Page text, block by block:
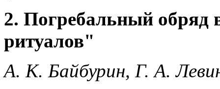
2. Погребальный обряд
ритуалов"
А. К. Байбурин, Г. А.